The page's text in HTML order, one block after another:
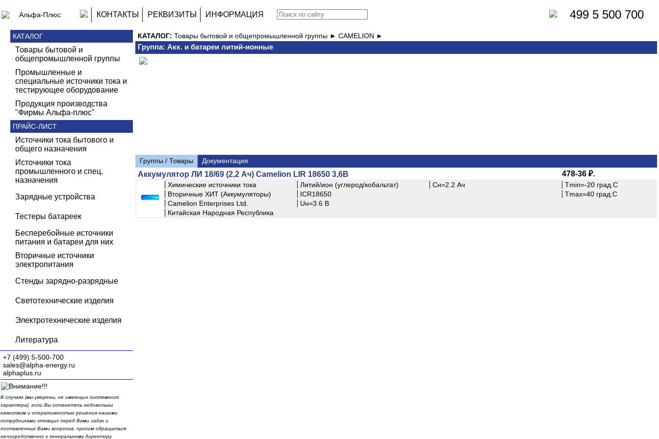
КОНТАКТЫ РЕКВИЗИТЫ ИНФОРМАЦИЯ 499 5 500 700
КАТАЛОГ
Товары бытовой и
общепромышленной группы
Промышленные и
специальные источники тока и
тестирующее оборудование
Продукция производства
"Фирмы Альфа-плюс"
ПРАЙС-ЛИСТ
Источники тока бытового и
общего назначения
Источники тока
промышленного и спец.
назначения
Зарядные устройства
Тестеры батареек
Бесперебойные источники
питания и батареи для них
Вторичные источники
электропитания
Стенды зарядно-разрядные
Светотехнические изделия
Электротехнические изделия
Литература
+7 (499) 5-500-700
sales@alpha-energy.ru
alphaplus.ru
В случаях (мы уверены, не имеющих системного
характера), если Вы останетесь недовольны
качеством и оперативностью решения нашими
сотрудниками стоящих перед Вами задач и
поставленных Вами вопросов, просим обращаться
непосредственно к генеральному директору
КАТАЛОГ: Товары бытовой и общепромышленной группы ► CAMELION ►
Группа: Акк. и батареи литий-ионные
Группы / Товары Документация
Аккумулятор ЛИ 18/69 (2,2 Ач) Camelion LIR 18650 3,6В 478-36 ₽.
Химические источники тока
Вторичные ХИТ (Аккумуляторы)
Camelion Enterprises Ltd.
Китайская Народная Республика
Литий/ион (углерод/кобальтат)
ICR18650
Uн=3.6 В
Сн=2.2 Ач
Tmin=-20 град.С
Tmax=40 град.С